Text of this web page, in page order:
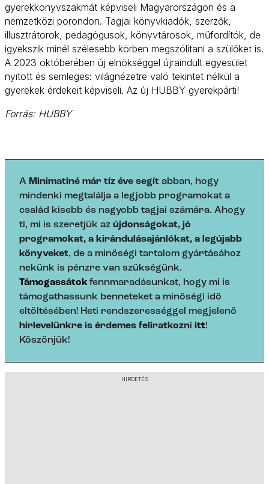
gyerekkönyvszakmát képviseli Magyarországon és a
nemzetközi porondon. Tagjai könyvkiadók, szerzők,
illusztrátorok, pedagógusok, könyvtárosok, műfordítók, de
igyekszik minél szélesebb körben megszólítani a szülőket is.
A 2023 októberében új elnökséggel újraindult egyesület
nyitott és semleges: világnézetre való tekintet nélkül a
gyerekek érdekeit képviseli. Az új HUBBY gyerekpárti!
Forrás: HUBBY
A Minimatiné már tíz éve segít abban, hogy
mindenki megtalálja a legjobb programokat a
család kisebb és nagyobb tagjai számára. Ahogy
ti, mi is szeretjük az újdonságokat, jó
programokat, a kirándulásajánlókat, a legújabb
könyveket, de a minőségi tartalom gyártásához
nekünk is pénzre van szükségünk.
Támogassátokfennmaradásunkat, hogy mi is
támogathassunk benneteket a minőségi idő
eltöltésében! Heti rendszerességgel megjelenő
hírlevelünkre is érdemes feliratkozni itt!
Köszönjük!
HIRDETÉS